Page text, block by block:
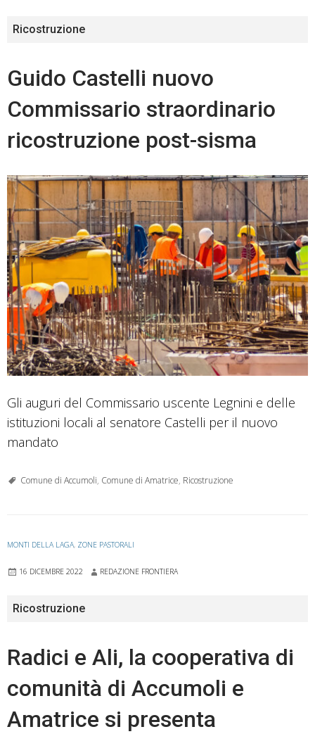
Ricostruzione
Guido Castelli nuovo
Commissario straordinario
ricostruzione post-sisma
Gli auguri del Commissario uscente Legnini e delle
istituzioni locali al senatore Castelli per il nuovo
mandato
Comune di Accumoli, Comune di Amatrice, Ricostruzione
MONTI DELLA LAGA, ZONE PASTORALI
16 DICEMBRE 2022 REDAZIONE FRONTIERA
Ricostruzione
Radici e Ali, la cooperativa di
comunità di Accumoli e
Amatrice si presenta